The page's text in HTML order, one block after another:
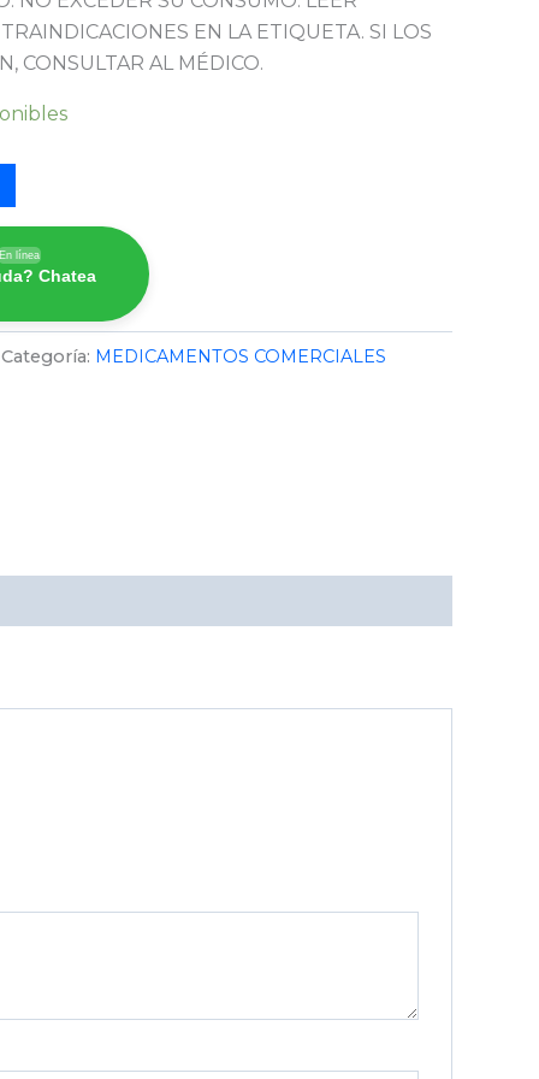
EN LA ETIQUETA. SI LOS
CONSULTAR AL MÉDICO.
En línea
Chatea
Categoría: MEDICAMENTOS COMERCIALES